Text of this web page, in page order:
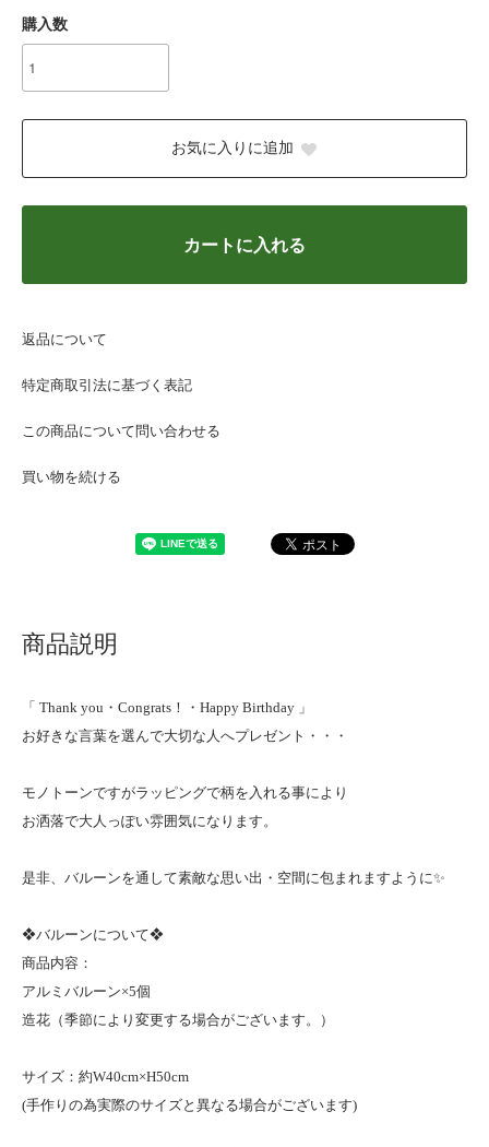
購入数
お気に入りに追加
カートに入れる
返品について
特定商取引法に基づく表記
この商品について問い合わせる
買い物を続ける
商品説明
「 Thank you・Congrats！・Happy Birthday 」
お好きな言葉を選んで大切な人へプレゼント・・・
モノトーンですがラッピングで柄を入れる事により
お洒落で大人っぽい雰囲気になります。
是非、バルーンを通して素敵な思い出・空間に包まれますように✨
❖バルーンについて❖
商品内容：
アルミバルーン×5個
造花（季節により変更する場合がございます。）
サイズ：約W40cm×H50cm
(手作りの為実際のサイズと異なる場合がございます)